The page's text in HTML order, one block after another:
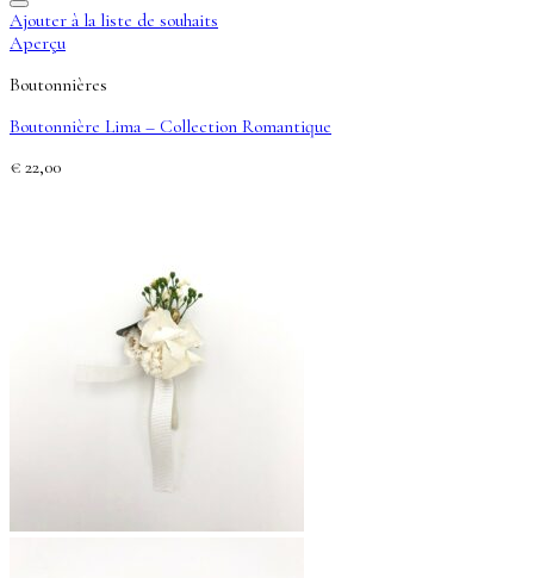
Ajouter à la liste de souhaits
Aperçu
Boutonnières
Boutonnière Lima – Collection Romantique
€ 22,00